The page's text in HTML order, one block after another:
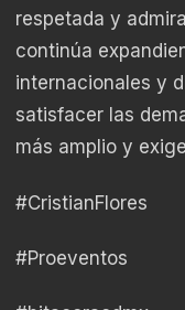
respetada y
continúa
internacionales y
satisfacer las
más amplio y
#CristianFlores
#Proeventos